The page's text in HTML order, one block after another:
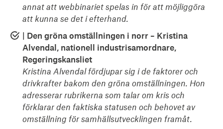
annat att webbinariet spelas in för att möjliggöra
att kunna se det i efterhand.
| Den gröna omställningen i norr – Kristina
Alvendal, nationell industrisamordnare,
Regeringskansliet
Kristina Alvendal fördjupar sig i de faktorer och
drivkrafter bakom den gröna omställningen. Hon
adresserar rubrikerna som talar om kris och
förklarar den faktiska statusen och behovet av
omställning för samhällsutvecklingen framåt.